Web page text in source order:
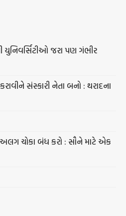
યુનિવર્સિટીઓ જરા પણ ગંભીર
સંસ્કારી નેતા બનો : થરાદના
ચોકા બંધ કરો : સૌને માટે એક